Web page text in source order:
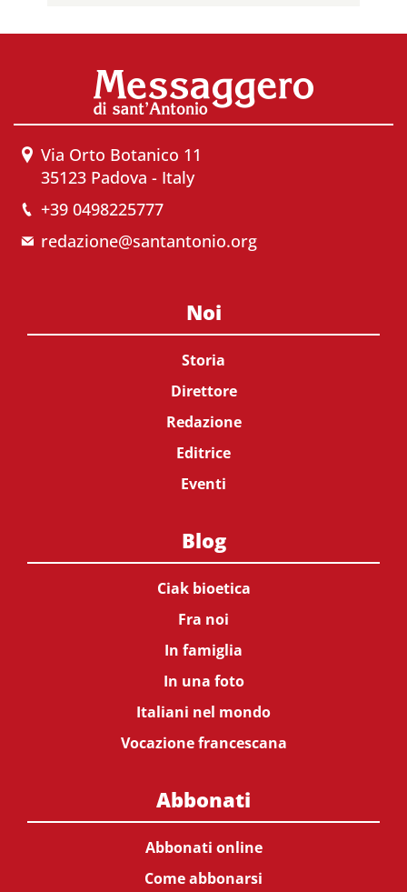
Via Orto Botanico 11
35123 Padova - Italy
+39 0498225777
redazione@santantonio.org
Noi
Storia
Direttore
Redazione
Editrice
Eventi
Blog
Ciak bioetica
Fra noi
In famiglia
In una foto
Italiani nel mondo
Vocazione francescana
Abbonati
Abbonati online
Come abbonarsi